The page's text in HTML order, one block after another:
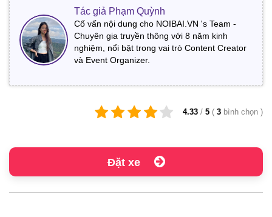
Tác giả Phạm Quỳnh
Cố vấn nội dung cho NOIBAI.VN 's Team -
Chuyên gia truyền thông với 8 năm kinh
nghiệm, nổi bật trong vai trò Content Creator
và Event Organizer.
4.33 / 5 ( 3 bình chọn )
Đặt xe